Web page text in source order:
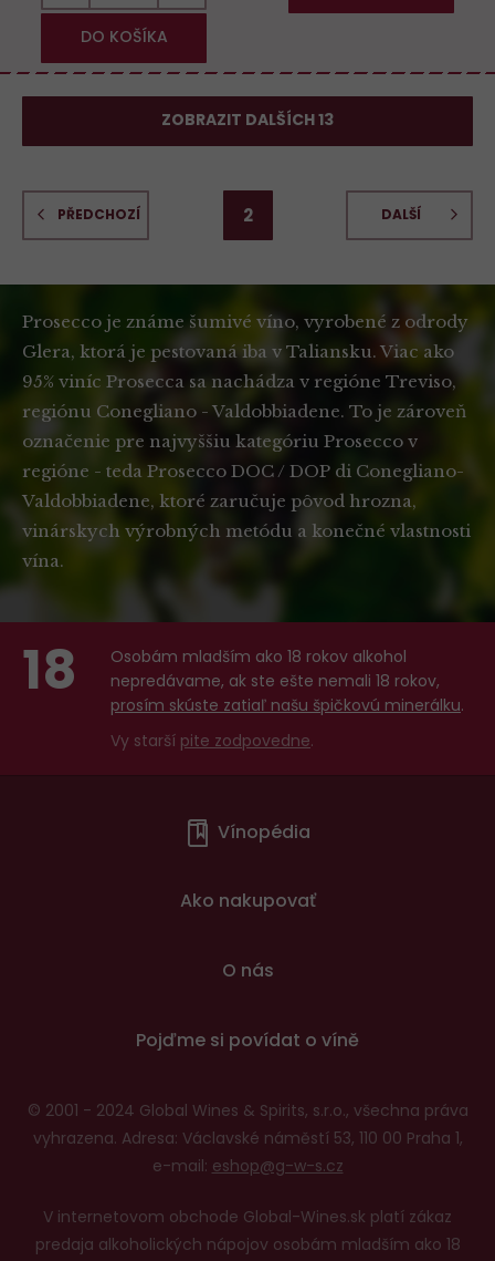
DO KOŠÍKA
ZOBRAZIT DALŠÍCH 13
PŘEDCHOZÍ 2 DALŠÍ
Prosecco je známe šumivé víno, vyrobené z odrody
Glera, ktorá je pestovaná iba v Taliansku. Viac ako
95% viníc Prosecca sa nachádza v regióne Treviso,
regiónu Conegliano - Valdobbiadene. To je zároveň
označenie pre najvyššiu kategóriu Prosecco v
regióne - teda Prosecco DOC / DOP di Conegliano-
Valdobbiadene, ktoré zaručuje pôvod hrozna,
vinárskych výrobných metódu a konečné vlastnosti
vína.
18
Osobám mladším ako 18 rokov alkohol
nepredávame, ak ste ešte nemali 18 rokov,
prosím skúste zatiaľ našu špičkovú minerálku.
Vy starší pite zodpovedne.
Vínopédia
Ako nakupovať
O nás
Pojďme si povídat o víně
© 2001 - 2024 Global Wines & Spirits, s.r.o., všechna práva
vyhrazena. Adresa: Václavské náměstí 53, 110 00 Praha 1,
e-mail: eshop@g-w-s.cz
V internetovom obchode Global-Wines.sk platí zákaz
predaja alkoholických nápojov osobám mladším ako 18